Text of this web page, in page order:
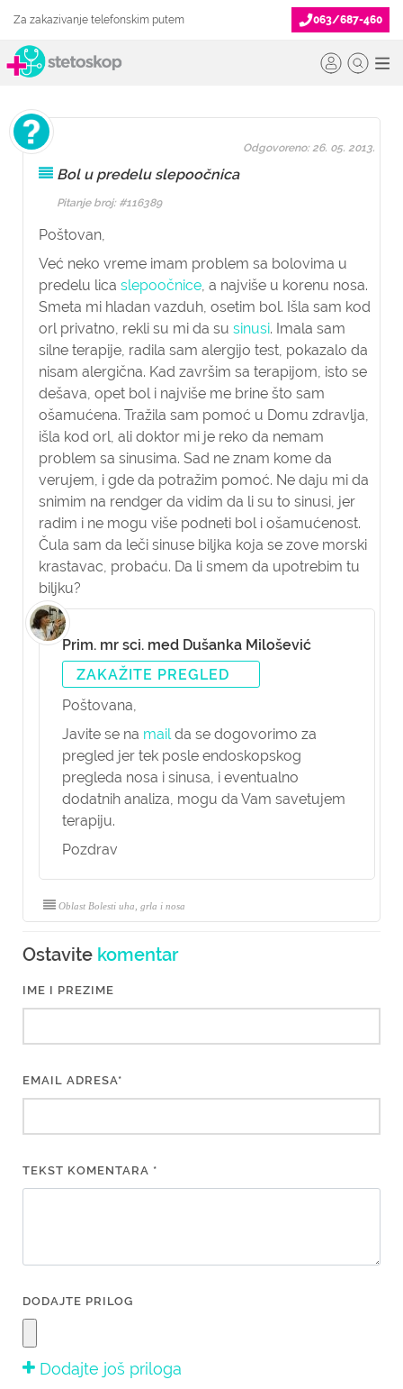
Za zakazivanje telefonskim putem 063/687-460
Bol u predelu slepoočnica
Pitanje broj: #116389
Poštovan,
Već neko vreme imam problem sa bolovima u
predelu lica slepoočnice, a najviše u korenu nosa.
Smeta mi hladan vazduh, osetim bol. Išla sam kod
orl privatno, rekli su mi da su sinusi. Imala sam
silne terapije, radila sam alergijo test, pokazalo da
nisam alergična. Kad završim sa terapijom, isto se
dešava, opet bol i najviše me brine što sam
ošamućena. Tražila sam pomoć u Domu zdravlja,
išla kod orl, ali doktor mi je reko da nemam
problem sa sinusima. Sad ne znam kome da
verujem, i gde da potražim pomoć. Ne daju mi da
snimim na rendger da vidim da li su to sinusi, jer
radim i ne mogu više podneti bol i ošamućenost.
Čula sam da leči sinuse biljka koja se zove morski
krastavac, probaću. Da li smem da upotrebim tu
biljku?
Odgovoreno: 26. 05. 2013.
Prim. mr sci. med Dušanka Milošević
ZAKAŽITE PREGLED
Poštovana,
Javite se na mailda se dogovorimo za
pregled jer tek posle endoskopskog
pregleda nosa i sinusa, i eventualno
dodatnih analiza, mogu da Vam savetujem
terapiju.
Pozdrav
Oblast Bolesti uha, grla i nosa
Ostavite komentar
IME I PREZIME
EMAIL ADRESA*
TEKST KOMENTARA *
DODAJTE PRILOG
Dodajte još priloga